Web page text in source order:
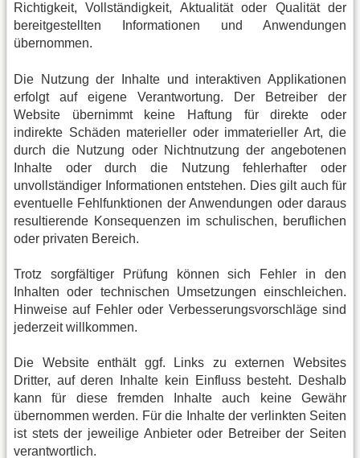
Richtigkeit, Vollständigkeit, Aktualität oder Qualität der
bereitgestellten Informationen und Anwendungen
übernommen.
Die Nutzung der Inhalte und interaktiven Applikationen
erfolgt auf eigene Verantwortung. Der Betreiber der
Website übernimmt keine Haftung für direkte oder
indirekte Schäden materieller oder immaterieller Art, die
durch die Nutzung oder Nichtnutzung der angebotenen
Inhalte oder durch die Nutzung fehlerhafter oder
unvollständiger Informationen entstehen. Dies gilt auch für
eventuelle Fehlfunktionen der Anwendungen oder daraus
resultierende Konsequenzen im schulischen, beruflichen
oder privaten Bereich.
Trotz sorgfältiger Prüfung können sich Fehler in den
Inhalten oder technischen Umsetzungen einschleichen.
Hinweise auf Fehler oder Verbesserungsvorschläge sind
jederzeit willkommen.
Die Website enthält ggf. Links zu externen Websites
Dritter, auf deren Inhalte kein Einfluss besteht. Deshalb
kann für diese fremden Inhalte auch keine Gewähr
übernommen werden. Für die Inhalte der verlinkten Seiten
ist stets der jeweilige Anbieter oder Betreiber der Seiten
verantwortlich.